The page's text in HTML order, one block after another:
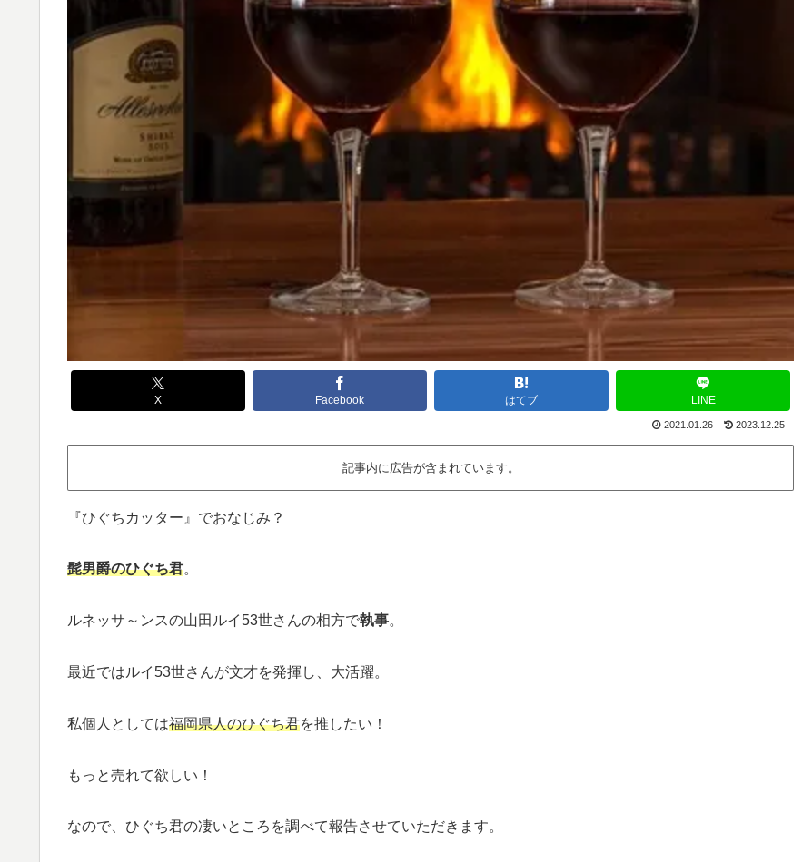
X Facebook はてブ LINE
2021.01.26 2023.12.25
記事内に広告が含まれています。
『ひぐちカッター』でおなじみ？
髭男爵のひぐち君。
ルネッサ～ンスの山田ルイ53世さんの相方で執事。
最近ではルイ53世さんが文才を発揮し、大活躍。
私個人としては福岡県人のひぐち君を推したい！
もっと売れて欲しい！
なので、ひぐち君の凄いところを調べて報告させていただきます。